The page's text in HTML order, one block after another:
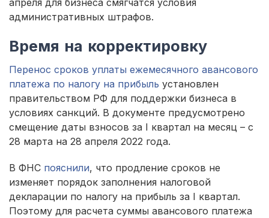
административных штрафов.
Время на корректировку
Перенос сроков уплаты ежемесячного авансового
платежа по налогу на прибыль установлен
правительством РФ для поддержки бизнеса в
условиях санкций. В документе предусмотрено
смещение даты взносов за I квартал на месяц – с
28 марта на 28 апреля 2022 года.
В ФНС пояснили, что продление сроков не
изменяет порядок заполнения налоговой
декларации по налогу на прибыль за I квартал.
Поэтому для расчета суммы авансового платежа